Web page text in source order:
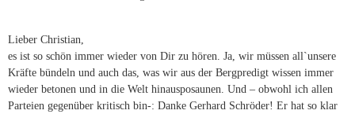
Lieber Christian,
es ist so schön immer wieder von Dir zu hören. Ja, wir müssen all`unsere
Kräfte bündeln und auch das, was wir aus der Bergpredigt wissen immer
wieder betonen und in die Welt hinausposaunen. Und – obwohl ich allen
Parteien gegenüber kritisch bin-: Danke Gerhard Schröder! Er hat so klar